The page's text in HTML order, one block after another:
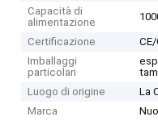
Capacità di
alimentazione
Certificazione
Imballaggi
particolari
Luogo di origine
La
Marca